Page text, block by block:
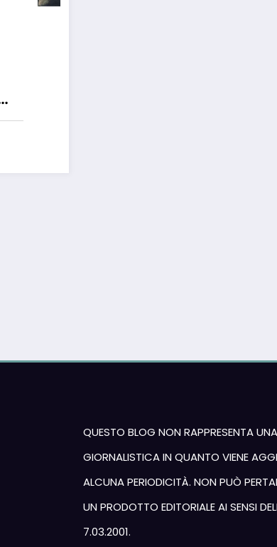
QUESTO BLOG NON RAPPRESENTA
GIORNALISTICA IN QUANTO VIENE
ALCUNA PERIODICITÀ. NON PUÒ
UN PRODOTTO EDITORIALE AI SENSI
7.03.2001.